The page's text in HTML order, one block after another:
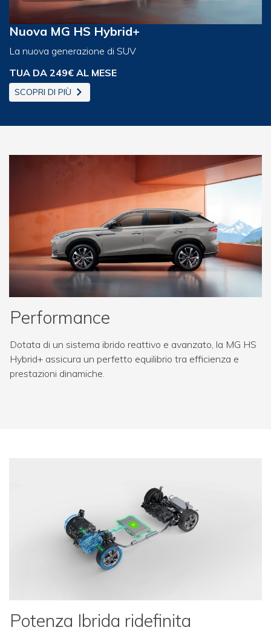
Nuova MG HS Hybrid+
La nuova generazione di SUV
TUA DA 249€ AL MESE
SCOPRI DI PIÙ
Performance
Dotata di un sistema ibrido reattivo e avanzato, la MG HS
Hybrid+ assicura un perfetto equilibrio tra efficienza e
prestazioni dinamiche.
Potenza Ibrida ridefinita